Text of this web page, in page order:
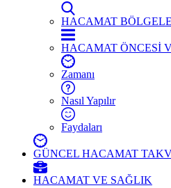
HACAMAT
HACAMAT ÖNCESİ
Zamanı
Nasıl Yapılır
Faydaları
GÜNCEL HACAMAT
HACAMAT VE SAĞLIK